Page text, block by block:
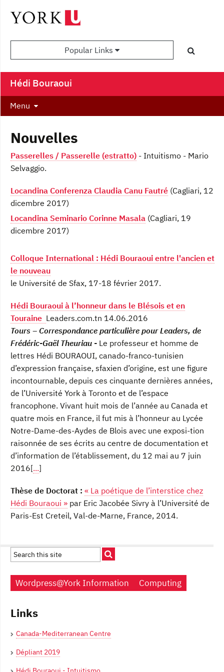
Popular Links
Hédi Bouraoui
Menu
Nouvelles
Passerelles / Passerelle (estratto) - Intuitismo - Mario
Selvaggio.
Locandina Conferenza Claudia Canu Fautré (Cagliari, 12
dicembre 2017)
Locandina Seminario Corinne Masala (Cagliari, 19
dicembre 2017)
Colloque International : Hédi Bouraoui entre l'ancien et
le nouveau
le Université de Sfax, 17-18 février 2017.
Hédi Bouraoui à l’honneur dans le Blésois et en
Touraine Leaders.com.tn 14.06.2016
Tours – Correspondance particulière pour Leaders, de
Frédéric-Gaël Theuriau - Le professeur et homme de
lettres Hédi BOURAOUI, canado-franco-tunisien
d’expression française, sfaxien d’origine, est une figure
incontournable, depuis ces cinquante dernières années,
de l’Université York à Toronto et de l’espace
francophone. Vivant huit mois de l’année au Canada et
quatre mois en France, il fut mis à l’honneur au Lycée
Notre-Dame-des-Aydes de Blois avec une exposi-tion
raisonnée de ses écrits au centre de documentation et
d’information de l’établissement, du 12 mai au 7 juin
2016[...]
Thèse de Doctorat : « La poétique de l’interstice chez
Hédi Bouraoui » par Eric Jacobée Sivry à l’Université de
Paris-Est Creteil, Val-de-Marne, France, 2014.
Wordpress@York Information Computing
Links
Canada-Mediterranean Centre
Dépliant 2019